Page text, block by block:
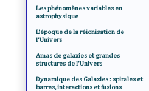
Les phénomènes variables en
astrophysique
L'époque de la réionisation de
l'Univers
Amas de galaxies et grandes
structures de l'Univers
Dynamique des Galaxies : spirales et
barres, interactions et fusions